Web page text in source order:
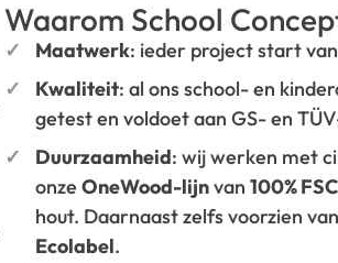
Waarom School
Maatwerk: ieder project start
Kwaliteit: al ons school- en
getest en voldoet aan GS- en
Duurzaamheid: wij werken met
onze OneWood-lijnvan 100% FSC
hout. Daarnaast zelfs voorzien
Ecolabel.